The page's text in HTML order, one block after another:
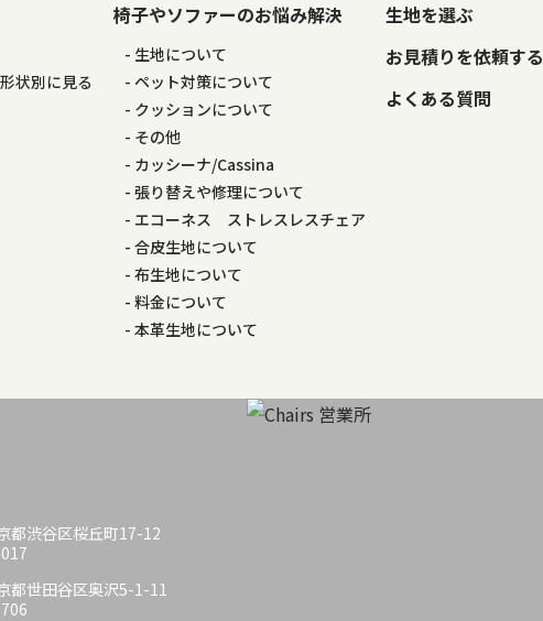
状別に見る
椅子やソファーのお悩み解決
生地について
ペット対策について
クッションについて
その他
カッシーナ/Cassina
張り替えや修理について
エコーネス ストレスレスチェア
合皮生地について
布生地について
料金について
本革生地について
生地を選ぶ
お見積りを依頼する
よくある質問
都渋谷区桜丘町17-12
都世田谷区奥沢5-1-11